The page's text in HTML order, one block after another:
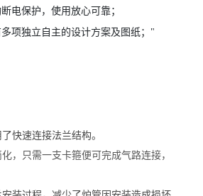
断电保护，使用放心可靠；
项独立自主的设计方案及图纸；"
快速连接法兰结构。
，只需一支卡箍便可完成气路连接，